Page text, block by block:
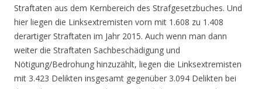
Straftaten aus dem Kernbereich des Strafgesetzbuches. Und
hier liegen die Linksextremisten vorn mit 1.608 zu 1.408
derartiger Straftaten im Jahr 2015. Auch wenn man dann
weiter die Straftaten Sachbeschädigung und
Nötigung/Bedrohung hinzuzählt, liegen die Linksextremisten
mit 3.423 Delikten insgesamt gegenüber 3.094 Delikten bei